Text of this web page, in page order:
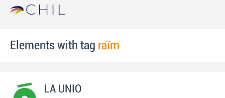
Elements with tag raïm
LA UNIO